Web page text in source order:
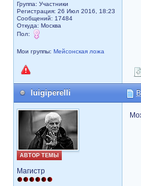
Группа: Участники
Регистрация: 26 Июл 2016, 18:23
Сообщений: 17484
Откуда: Москва
Пол:
Мои группы: Мейсонская ложа
luigiperelli
АВТОР ТЕМЫ
Магистр